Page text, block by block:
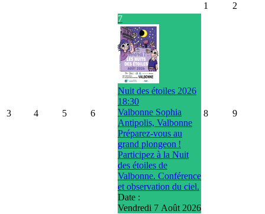
1
2
3 4 5 6
7
Nuit des étoiles 2026
18:30
Valbonne Sophia
Antipolis, Valbonne
Préparez-vous au
grand plongeon !
Participez à la Nuit
des étoiles de
Valbonne. Conférence
et observation du ciel.
Date :
Vendredi 7 Août 2026
8 9